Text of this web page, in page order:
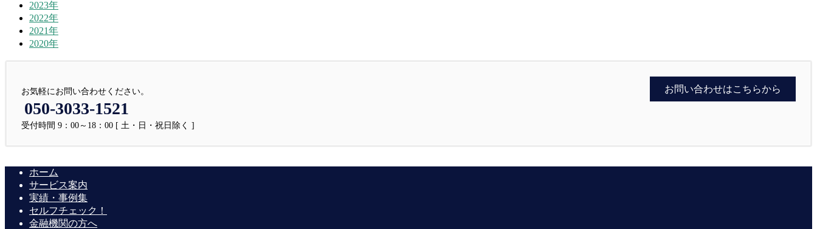
2023年
2022年
2021年
2020年
お気軽にお問い合わせください。
050-3033-1521
受付時間 9：00～18：00 [ 土・日・祝日除く ]
お問い合わせはこちらから
ホーム
サービス案内
実績・事例集
セルフチェック！
金融機関の方へ